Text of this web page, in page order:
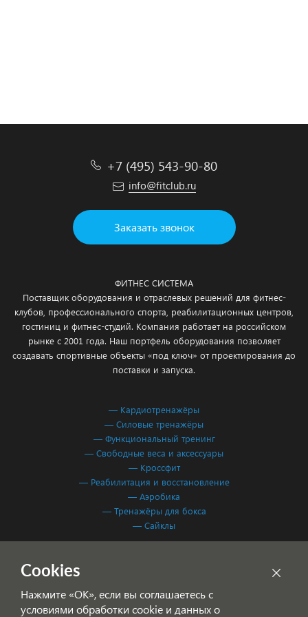
+7 (495) 543-90-80
info@fitclub.ru
Заказать звонок
ФИТНЕС СИСТЕМА
Поставщик оборудования и отраслевых решений для фитнес-
клубов, профессионального спорта, реабилитационных центров,
гостиниц и фитнес-студий. Компания работает на российском
рынке с 2001 года. Наш портфель оборудования позволяет
создавать спортивные объекты «под ключ» от проектирования до
поставки и запуска.
— Кардиотренажёры
— Силовые тренажёры
— Функциональный тренинг
— Свободные веса и аксессуары
— Кроссфит
— Реабилитация и восстановление
— Аэробика
— Тренажёры для бокса
— Сайклы
Согласие на обработку персональных данных
Cookies
Нажмите «ОК», если вы соглашаетесь с
условиями обработки cookie и данных о